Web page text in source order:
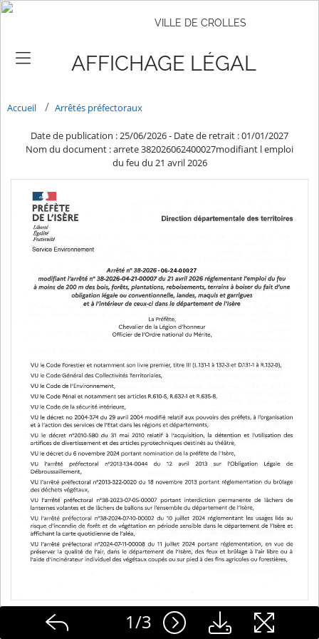
VILLE DE CROLLES
AFFICHAGE LÉGAL
Accueil Arrêtés préfectoraux
Date de publication : 25/06/2026- Date de retrait : 01/01/2027
Nom du document : arrete 382026062400027modifiant l emploi
du feu du 21 avril 2026
1/3